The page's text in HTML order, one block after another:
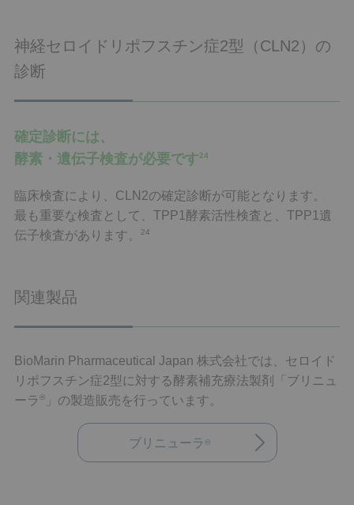
神経セロイドリポフスチン症2型（CLN2）の
診断
確定診断には、
酵素・遺伝子検査が必要です24
臨床検査により、CLN2の確定診断が可能となります。
最も重要な検査として、TPP1酵素活性検査と、TPP1遺
伝子検査があります。
24
関連製品
BioMarin Pharmaceutical Japan 株式会社では、セロイド
リポフスチン症2型に対する酵素補充療法製剤「ブリニュ
ーラ ®」の製造販売を行っています。
ブリニューラ ®